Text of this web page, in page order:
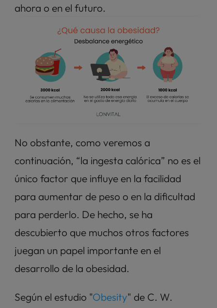
ahora o en el futuro.
No obstante, como veremos a
continuación, “la ingesta calórica” no es el
único factor que influye en la facilidad
para aumentar de peso o en la dificultad
para perderlo. De hecho, se ha
descubierto que muchos otros factores
juegan un papel importante en el
desarrollo de la obesidad.
Según el estudio "Obesity" de C. W.